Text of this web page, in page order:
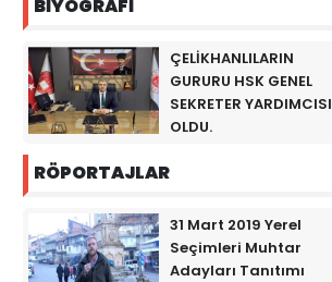
BİYOGRAFİ
ÇELİKHANLILARIN
GURURU HSK GENEL
SEKRETER YARDIMCISI
OLDU.
RÖPORTAJLAR
31 Mart 2019 Yerel
Seçimleri Muhtar
Adayları Tanıtımı